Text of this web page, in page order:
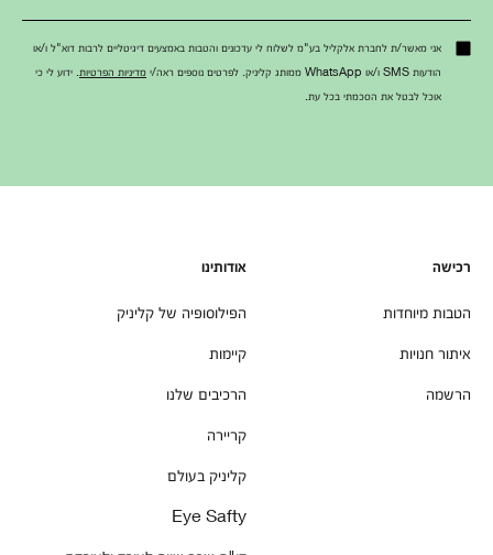
אני מאשר/ת לחברת אלקליל בע"מ לשלוח לי עדכונים והטבות באמצעים דיגיטליים לרבות דוא"ל ו/או
הודעות SMS ו/או WhatsApp ממותג קליניק. לפרטים נוספים ראה/י
מדיניות הפרטיות . ידוע לי כי
אוכל לבטל את הסכמתי בכל עת.
רכישה
הטבות מיוחדות
איתור חנויות
הרשמה
אודותינו
הפילוסופיה של קליניק
קיימות
הרכיבים שלנו
קריירה
קליניק בעולם
Eye Safty